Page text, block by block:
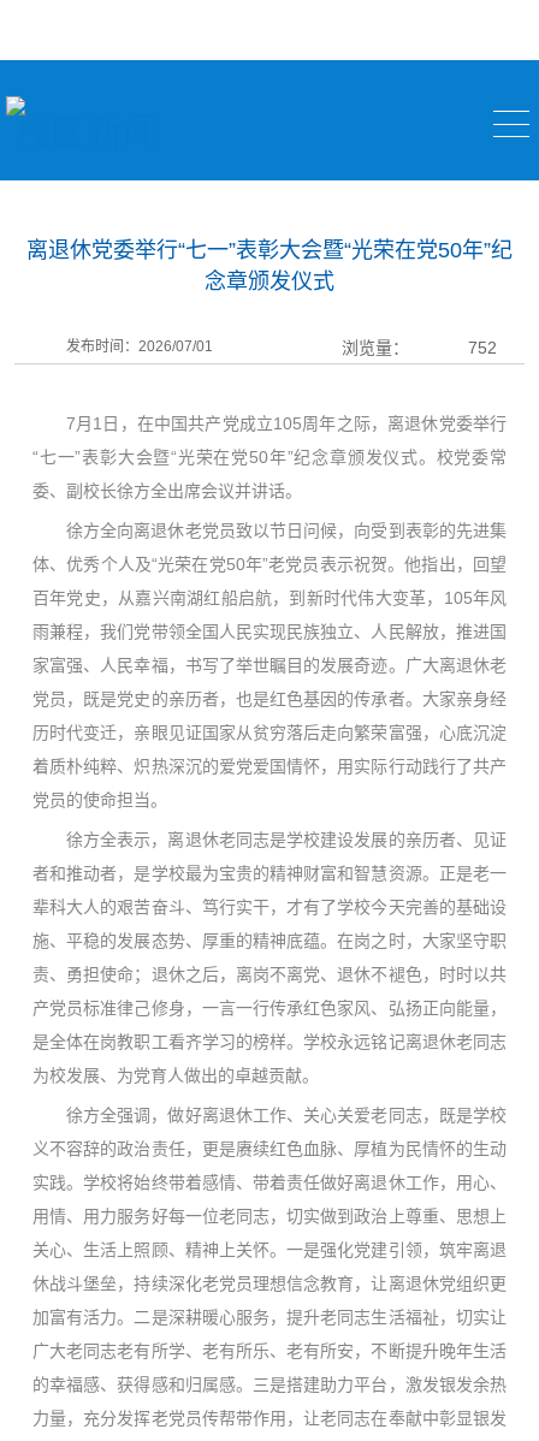
离退休党委举行“七一”表彰大会暨“光荣在党50年”纪
念章颁发仪式
发布时间：2026/07/01 浏览量： 752
7月1日，在中国共产党成立105周年之际，离退休党委举行
“七一”表彰大会暨“光荣在党50年”纪念章颁发仪式。校党委常
委、副校长徐方全出席会议并讲话。
徐方全向离退休老党员致以节日问候，向受到表彰的先进集
体、优秀个人及“光荣在党50年”老党员表示祝贺。他指出，回望
百年党史，从嘉兴南湖红船启航，到新时代伟大变革，105年风
雨兼程，我们党带领全国人民实现民族独立、人民解放，推进国
家富强、人民幸福，书写了举世瞩目的发展奇迹。广大离退休老
党员，既是党史的亲历者，也是红色基因的传承者。大家亲身经
历时代变迁，亲眼见证国家从贫穷落后走向繁荣富强，心底沉淀
着质朴纯粹、炽热深沉的爱党爱国情怀，用实际行动践行了共产
党员的使命担当。
徐方全表示，离退休老同志是学校建设发展的亲历者、见证
者和推动者，是学校最为宝贵的精神财富和智慧资源。正是老一
辈科大人的艰苦奋斗、笃行实干，才有了学校今天完善的基础设
施、平稳的发展态势、厚重的精神底蕴。在岗之时，大家坚守职
责、勇担使命；退休之后，离岗不离党、退休不褪色，时时以共
产党员标准律己修身，一言一行传承红色家风、弘扬正向能量，
是全体在岗教职工看齐学习的榜样。学校永远铭记离退休老同志
为校发展、为党育人做出的卓越贡献。
徐方全强调，做好离退休工作、关心关爱老同志，既是学校
义不容辞的政治责任，更是赓续红色血脉、厚植为民情怀的生动
实践。学校将始终带着感情、带着责任做好离退休工作，用心、
用情、用力服务好每一位老同志，切实做到政治上尊重、思想上
关心、生活上照顾、精神上关怀。一是强化党建引领，筑牢离退
休战斗堡垒，持续深化老党员理想信念教育，让离退休党组织更
加富有活力。二是深耕暖心服务，提升老同志生活福祉，切实让
广大老同志老有所学、老有所乐、老有所安，不断提升晚年生活
的幸福感、获得感和归属感。三是搭建助力平台，激发银发余热
力量，充分发挥老党员传帮带作用，让老同志在奉献中彰显银发